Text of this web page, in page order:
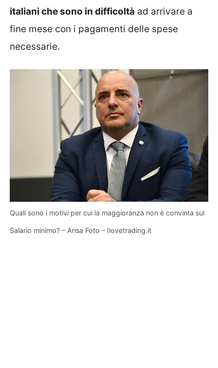
italiani che sono in difficoltà ad arrivare a
fine mese con i pagamenti delle spese
necessarie.
Quali sono i motivi per cui la maggioranza non è convinta sul
Salario minimo? – Ansa Foto – Ilovetrading.it